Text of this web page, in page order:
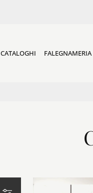
CATALOGHI FALEGNAMERIA